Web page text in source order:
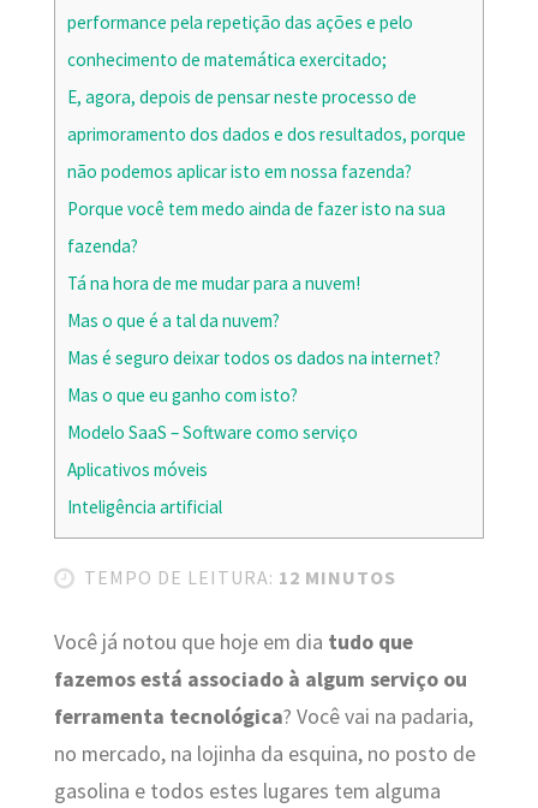
performance pela repetição das ações e pelo
conhecimento de matemática exercitado;
E, agora, depois de pensar neste processo de
aprimoramento dos dados e dos resultados, porque
não podemos aplicar isto em nossa fazenda?
Porque você tem medo ainda de fazer isto na sua
fazenda?
Tá na hora de me mudar para a nuvem!
Mas o que é a tal da nuvem?
Mas é seguro deixar todos os dados na internet?
Mas o que eu ganho com isto?
Modelo SaaS – Software como serviço
Aplicativos móveis
Inteligência artificial
TEMPO DE LEITURA: 12 MINUTOS
Você já notou que hoje em dia tudo que
fazemos está associado à algum serviço ou
ferramenta tecnológica? Você vai na padaria,
no mercado, na lojinha da esquina, no posto de
gasolina e todos estes lugares tem alguma